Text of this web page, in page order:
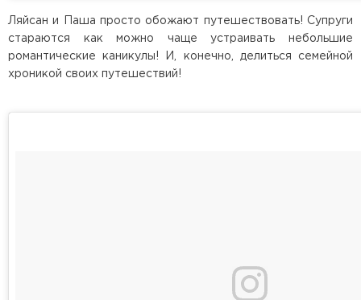
Ляйсан и Паша просто обожают путешествовать! Супруги
стараются как можно чаще устраивать небольшие
романтические каникулы! И, конечно, делиться семейной
хроникой своих путешествий!